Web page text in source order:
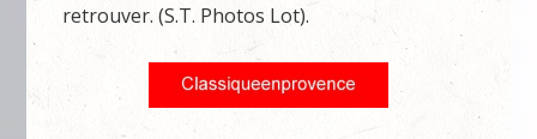
retrouver. (S.T. Photos Lot).